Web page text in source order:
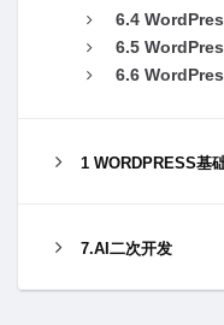
6.4
6.5
6.6
1 WORDPRESS基
7.AI二次开发